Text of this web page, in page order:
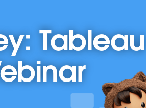
Tableau